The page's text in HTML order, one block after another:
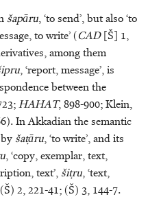
šapāru, ‘to send’, but also ‘to
to write’ (CAD[Š] 1,
among them
, ‘report, message’, is
between the
HAHAT, 898-900; Klein,
In Akkadian the semantic
šaṭāru, ‘to write’, and its
, ‘copy, exemplar, text,
text’, šiṭru, ‘text,
2, 221-41; (Š) 3, 144-7.